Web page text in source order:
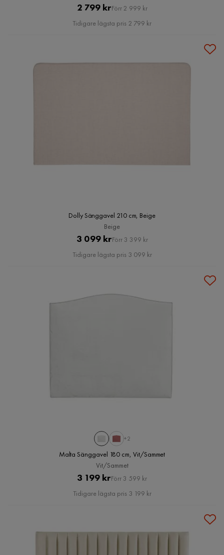
Pris
2 799 krOriginal
Pris
Förr 2 999 kr
Tidigare lägsta pris 2 799 kr
Dolly Sänggavel 210 cm, Beige
Beige
Pris
3 099 krOriginal
Pris
Förr 3 399 kr
Tidigare lägsta pris 3 099 kr
+2
Malta Sänggavel 180 cm, Vit/Sammet
Vit/Sammet
Pris
3 199 krOriginal
Pris
Förr 3 599 kr
Tidigare lägsta pris 3 199 kr